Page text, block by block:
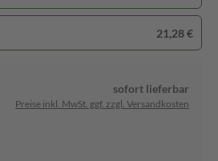
21,28 €
sofort lieferbar
Preise inkl. MwSt. ggf. zzgl. Versandkosten